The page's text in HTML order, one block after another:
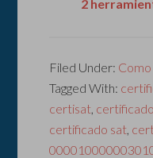
2
Filed Under:
Tagged With:
certisat,
certificado sat,